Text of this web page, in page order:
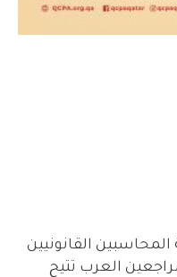
القانونيين
العرب تتيح